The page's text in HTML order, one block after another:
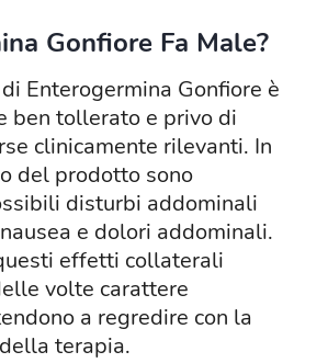
Gonfiore Fa Male?
Enterogermina Gonfiore è
ben tollerato e privo di
clinicamente rilevanti. In
del prodotto sono
disturbi addominali
e dolori addominali.
effetti collaterali
volte carattere
a regredire con la
terapia.